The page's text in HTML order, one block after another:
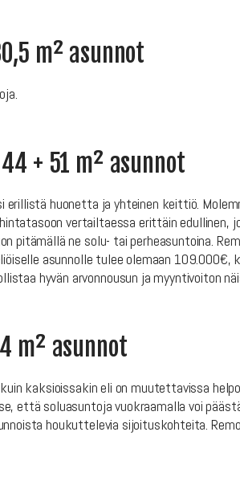
m² asunnot
+ 51 m² asunnot
huonetta ja yhteinen keittiö.
vertailtaessa erittäin
pitämällä ne solu- tai perheasuntoina.
asunnolle tulee olemaan
hyvän arvonnousun ja myyntivoiton
m² asunnot
kaksioissakin eli on muutettavissa
että soluasuntoja vuokraamalla voi
houkuttelevia sijoituskohteita.